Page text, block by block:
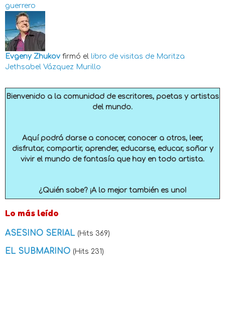
guerrero
Evgeny Zhukov firmó el libro de visitas de Maritza
Jethsabel Vázquez Murillo
Bienvenido a la comunidad de escritores, poetas y artistas
del mundo.
Aquí podrá darse a conocer, conocer a otros, leer,
disfrutar, compartir, aprender, educarse, educar, soñar y
vivir el mundo de fantasía que hay en todo artista.
¿Quién sabe? ¡A lo mejor también es uno!
Lo más leído
ASESINO SERIAL (Hits 369)
EL SUBMARINO (Hits 231)